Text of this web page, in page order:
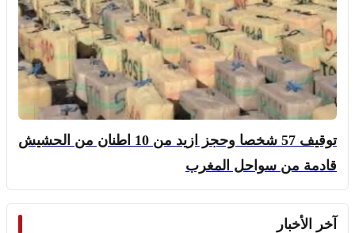
توقيف 57 شخصا وحجز ازيد من 10 اطنان من الحشيش
قادمة من سواحل المغرب
آخر الأخبار